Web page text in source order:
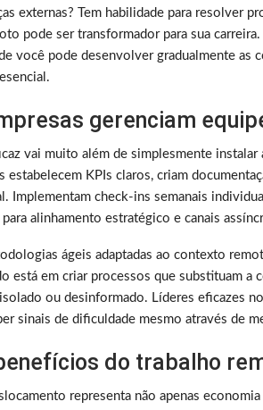
externas? Tem habilidade para resolver
pode ser transformador para sua
você pode desenvolver gradualmente as
gerenciam
vai muito além de simplesmente
estabelecem KPIs claros, criam
Implementam check-ins semanais
alinhamento estratégico e canais
ágeis adaptadas ao contexto
está em criar processos que substituam
ou desinformado. Líderes eficazes
sinais de dificuldade mesmo através de
do trabalho
representa não apenas